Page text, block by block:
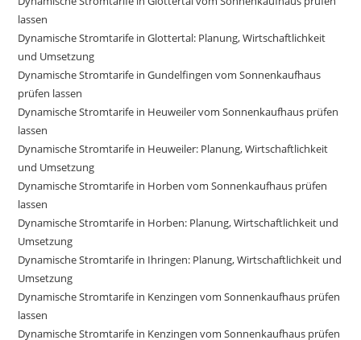
lassen
Dynamische Stromtarife in Glottertal: Planung, Wirtschaftlichkeit
und Umsetzung
Dynamische Stromtarife in Gundelfingen vom Sonnenkaufhaus
prüfen lassen
Dynamische Stromtarife in Heuweiler vom Sonnenkaufhaus prüfen
lassen
Dynamische Stromtarife in Heuweiler: Planung, Wirtschaftlichkeit
und Umsetzung
Dynamische Stromtarife in Horben vom Sonnenkaufhaus prüfen
lassen
Dynamische Stromtarife in Horben: Planung, Wirtschaftlichkeit und
Umsetzung
Dynamische Stromtarife in Ihringen: Planung, Wirtschaftlichkeit und
Umsetzung
Dynamische Stromtarife in Kenzingen vom Sonnenkaufhaus prüfen
lassen
Dynamische Stromtarife in Kenzingen vom Sonnenkaufhaus prüfen